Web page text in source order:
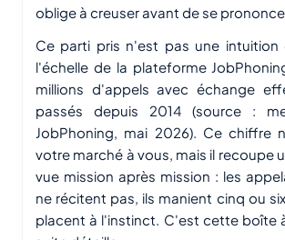
oblige à creuser avant de se
Ce parti pris n'est pas une intuition
l'échelle de la plateforme
millions d'appels avec échange
passés depuis 2014 (source :
JobPhoning, mai 2026). Ce chiffre
votre marché à vous, mais il recoupe
vue mission après mission : les
ne récitent pas, ils manient cinq ou
placent à l'instinct. C'est cette boîte